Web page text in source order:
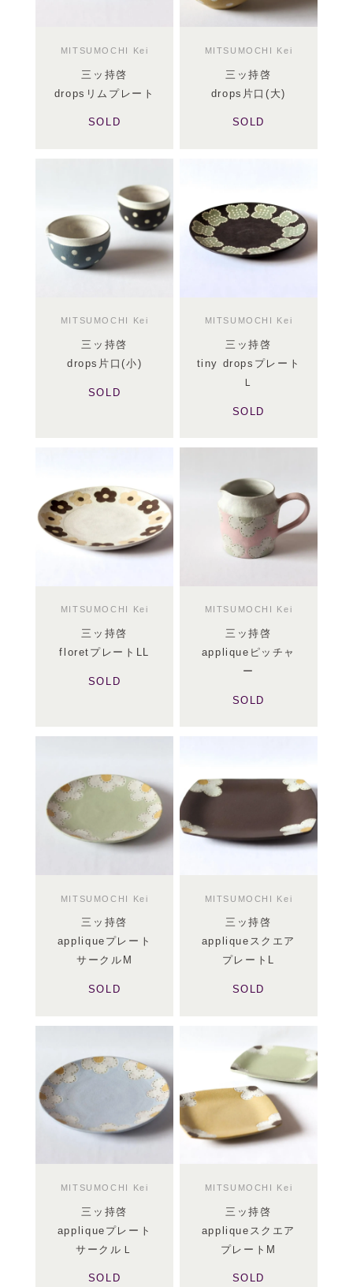
MITSUMOCHI Kei
三ッ持啓
dropsリムプレート
SOLD
MITSUMOCHI Kei
三ッ持啓
drops片口(大)
SOLD
MITSUMOCHI Kei
三ッ持啓
drops片口(小)
SOLD
MITSUMOCHI Kei
三ッ持啓
tiny dropsプレート
Ｌ
SOLD
MITSUMOCHI Kei
三ッ持啓
floretプレートLL
SOLD
MITSUMOCHI Kei
三ッ持啓
appliqueピッチャ
ー
SOLD
MITSUMOCHI Kei
三ッ持啓
appliqueプレート
サークルM
SOLD
MITSUMOCHI Kei
三ッ持啓
appliqueスクエア
プレートL
SOLD
MITSUMOCHI Kei
三ッ持啓
appliqueプレート
サークルＬ
SOLD
MITSUMOCHI Kei
三ッ持啓
appliqueスクエア
プレートM
SOLD